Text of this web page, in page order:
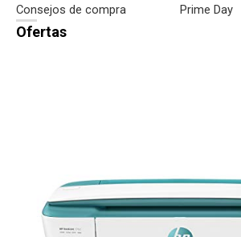
Consejos de compra Prime Day
Ofertas